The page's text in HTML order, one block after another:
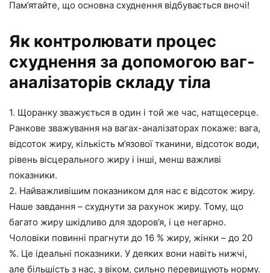
Пам’ятайте, що основна схуднення відбувається вночі!
Як контролювати процес
схуднення за допомогою ваг-
аналізаторів складу тіла
1. Щоранку зважується в один і той же час, натщесерце.
Ранкове зважування на вагах-аналізаторах покаже: вага,
відсоток жиру, кількість м’язової тканини, відсоток води,
рівень вісцерального жиру і інші, менш важливі
показники.
2. Найважливішим показником для нас є відсоток жиру.
Наше завдання – схуднути за рахунок жиру. Тому, що
багато жиру шкідливо для здоров’я, і це негарно.
Чоловіки повинні прагнути до 16 % жиру, жінки – до 20
%. Це ідеальні показники. У деяких вони навіть нижчі,
але більшість з нас, з віком, сильно перевищують норму.